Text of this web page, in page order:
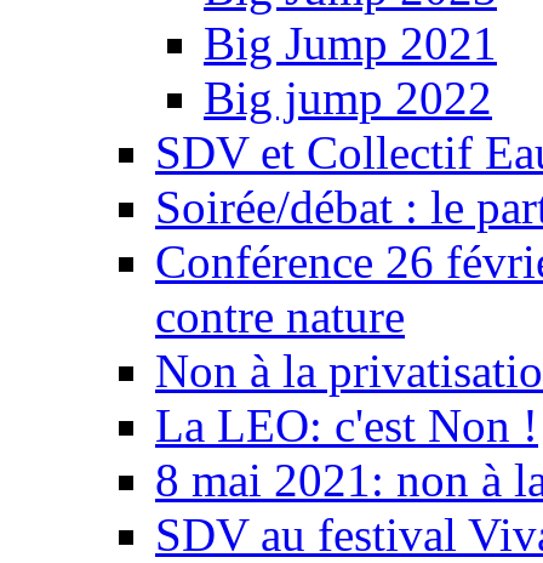
Big Jump 2021
Big jump 2022
SDV et Collectif
Soirée/débat : le
Conférence 26
contre nature
Non à la
La LEO: c'est Non !
8 mai 2021: non à
SDV au festival